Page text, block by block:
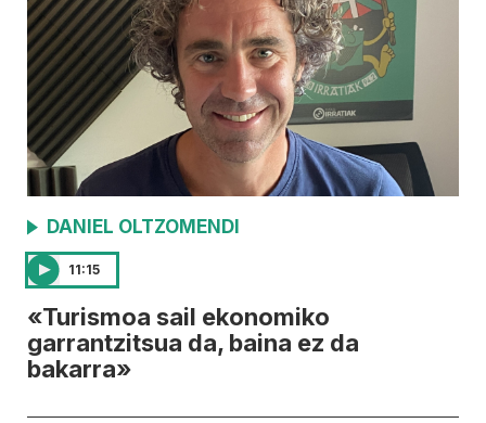
DANIEL OLTZOMENDI
11:15
«Turismoa sail ekonomiko
garrantzitsua da, baina ez da
bakarra»